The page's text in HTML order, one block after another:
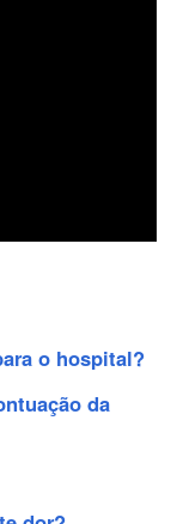
o hospital?
da